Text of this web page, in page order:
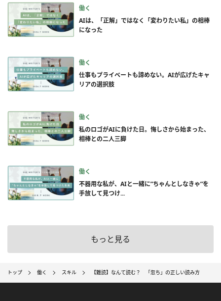
働く
AIは、「正解」ではなく「変わりたい私」の相棒
になった
働く
仕事もプライベートも諦めない。AIが広げたキャ
リアの選択肢
働く
私のロゴがAIに負けた日。悔しさから始まった、
相棒との二人三脚
働く
不器用な私が、AIと一緒に”ちゃんとしなきゃ”を
手放して見つけ...
もっと見る
トップ 働く スキル 【難読】なんて読む？ 「忽ち」の正しい読み方